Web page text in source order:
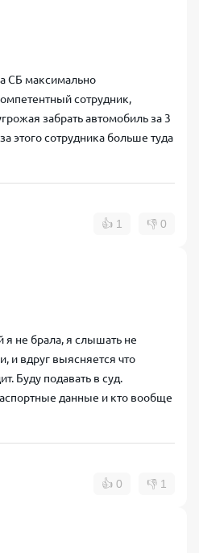
СБ максимально
сотрудник,
забрать автомобиль за 3
этого сотрудника больше туда
👍 1 👎 0
я не брала, я слышать не
и вдруг выясняется что
Буду подавать в суд.
данные и кто вообще
👍 0 👎 1